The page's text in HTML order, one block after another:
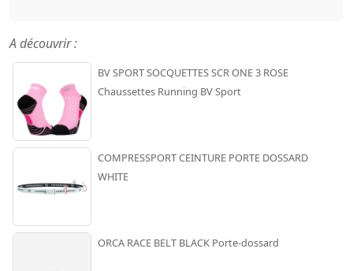
A découvrir :
BV SPORT SOCQUETTES SCR ONE 3 ROSE
Chaussettes Running BV Sport
COMPRESSPORT CEINTURE PORTE DOSSARD
WHITE
ORCA RACE BELT BLACK Porte-dossard